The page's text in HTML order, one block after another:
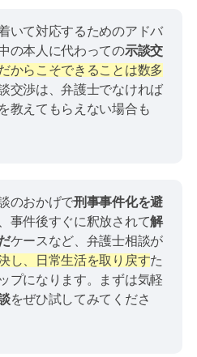
いて対応するためのアドバ
の本人に代わっての示談交
からこそできることは数多
交渉は、弁護士でなければ
教えてもらえない場合も
のおかげで刑事事件化を避
事件後すぐに釈放されて解
ケースなど、弁護士相談が
し、日常生活を取り戻すた
プになります。まずは気軽
をぜひ試してみてくださ